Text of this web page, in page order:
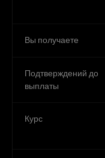
Вы получаете
Подтверждений до
выплаты
Курс